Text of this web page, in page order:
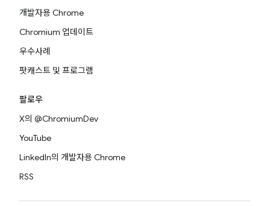
개발자용 Chrome
Chromium 업데이트
우수사례
팟캐스트 및 프로그램
팔로우
X의 @ChromiumDev
YouTube
LinkedIn의 개발자용 Chrome
RSS